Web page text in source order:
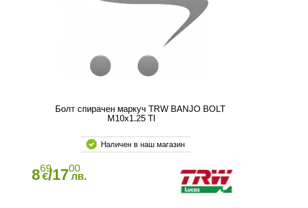
Болт спирачен маркуч TRW BANJO BOLT
M10x1.25 TI
Наличен в наш магазин
869
€/1700
лв.